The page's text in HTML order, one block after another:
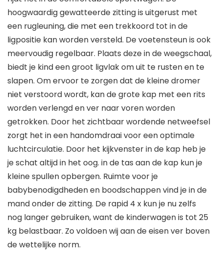
hoogwaardig gewatteerde zitting is uitgerust met
een rugleuning, die met een trekkoord tot in de
ligpositie kan worden versteld. De voetensteun is ook
meervoudig regelbaar. Plaats deze in de weegschaal,
biedt je kind een groot ligvlak om uit te rusten en te
slapen. Om ervoor te zorgen dat de kleine dromer
niet verstoord wordt, kan de grote kap met een rits
worden verlengd en ver naar voren worden
getrokken. Door het zichtbaar wordende netweefsel
zorgt het in een handomdraai voor een optimale
luchtcirculatie. Door het kijkvenster in de kap heb je
je schat altijd in het oog. in de tas aan de kap kun je
kleine spullen opbergen. Ruimte voor je
babybenodigdheden en boodschappen vind je in de
mand onder de zitting. De rapid 4 x kun je nu zelfs
nog langer gebruiken, want de kinderwagen is tot 25
kg belastbaar. Zo voldoen wij aan de eisen ver boven
de wettelijke norm.